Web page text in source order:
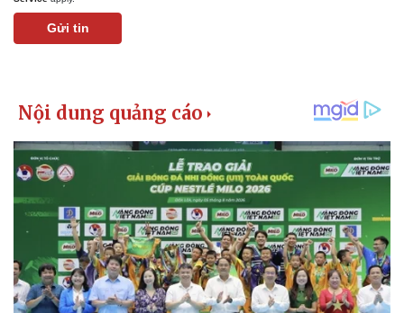
Bất động sản
Khởi nghiệp
Gửi tin